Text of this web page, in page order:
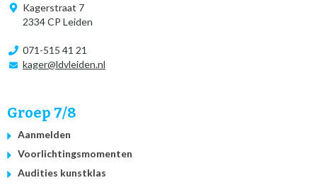
Kagerstraat 7
2334 CP Leiden
071-515 41 21
kager@ldvleiden.nl
Groep 7/8
Aanmelden
Voorlichtingsmomenten
Audities kunstklas